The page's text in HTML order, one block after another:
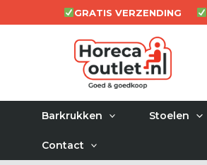
naar
GRATIS VERZENDING
Barkrukken Stoelen
Contact